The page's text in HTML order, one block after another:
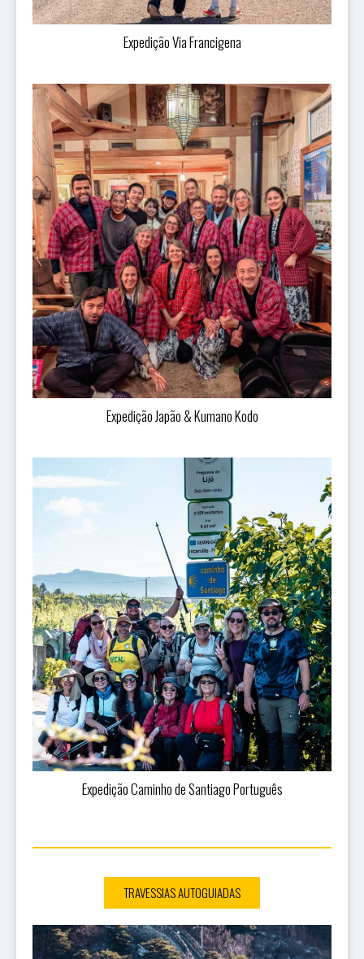
Expedição Via Francigena
Expedição Japão & Kumano Kodo
Expedição Caminho de Santiago Português
TRAVESSIAS AUTOGUIADAS